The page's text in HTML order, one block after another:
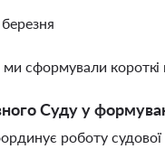
сформували короткі
Суду у
роботу